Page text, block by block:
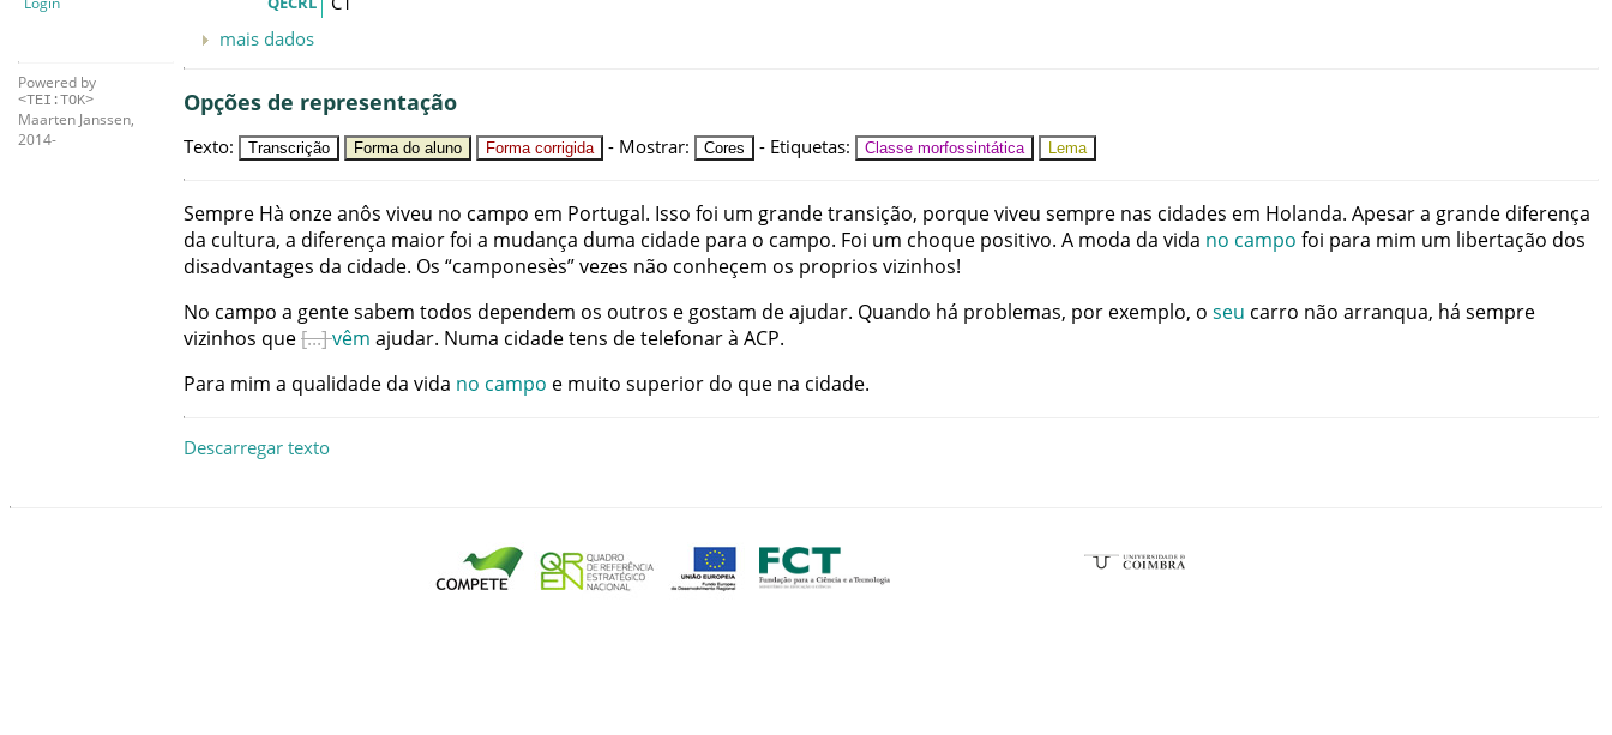
Powered by
<TEI:TOK>
Maarten Janssen,
2014-
mais dados
Opções de representação
Texto: Transcrição Forma do aluno Forma corrigida - Mostrar: Cores - Etiquetas: Classe morfossintática Lema
Sempre Hà onzeanôs viveu no campo em Portugal. Isso foi um grandetransição, porqueviveu sempre nas cidades em Holanda. Apesara grande diferença
da cultura, a diferença maiorfoi a mudança duma cidade para o campo. Foi um choque positivo. A moda da vida no campo foi para mim um libertação dos
disadvantages da cidade. Os “camponesès”vezes não conheçem os proprios vizinhos!
No campo a gentesabem todos dependem os outros e gostam deajudar. Quando há problemas, por exemplo, o seu carro não arranqua, há sempre
vizinhos que vêm ajudar. Numa cidadetens detelefonarà ACP.
Para mim a qualidade da vida no campo e muito superior do que na cidade.
Descarregar texto